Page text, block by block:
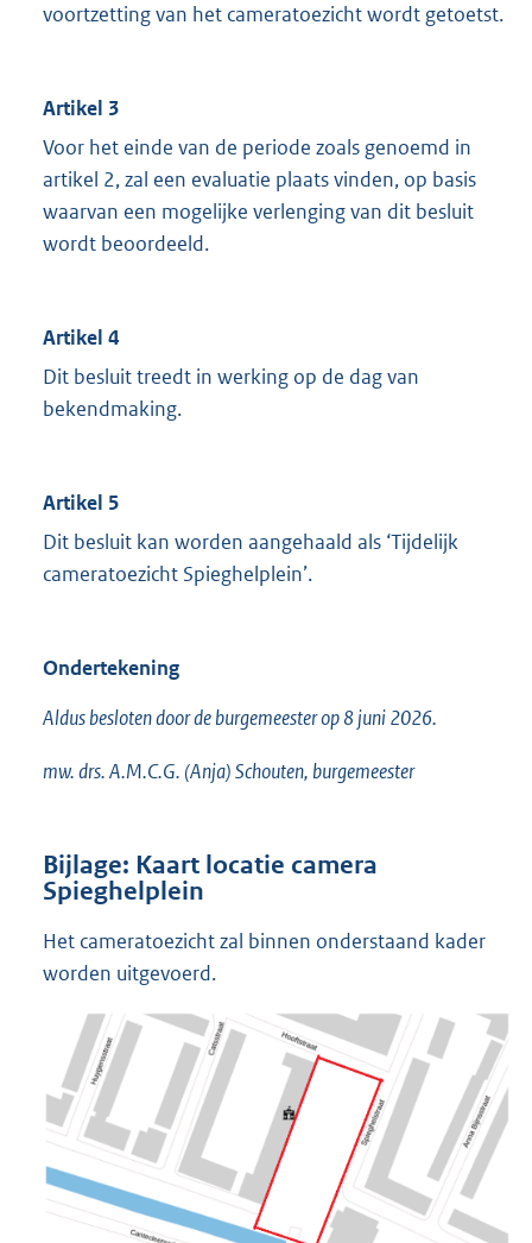
voortzetting van het cameratoezicht wordt getoetst.
Artikel 3
Voor het einde van de periode zoals genoemd in
artikel 2, zal een evaluatie plaats vinden, op basis
waarvan een mogelijke verlenging van dit besluit
wordt beoordeeld.
Artikel 4
Dit besluit treedt in werking op de dag van
bekendmaking.
Artikel 5
Dit besluit kan worden aangehaald als ‘Tijdelijk
cameratoezicht Spieghelplein’.
Ondertekening
Aldus besloten door de burgemeester op 8 juni 2026.
mw. drs. A.M.C.G. (Anja) Schouten, burgemeester
Bijlage: Kaart locatie camera
Spieghelplein
Het cameratoezicht zal binnen onderstaand kader
worden uitgevoerd.